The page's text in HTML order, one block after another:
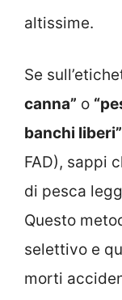
altissime.
Se
canna” o
banchi liberi”
FAD), sappi
di pesca
Questo
selettivo e
morti